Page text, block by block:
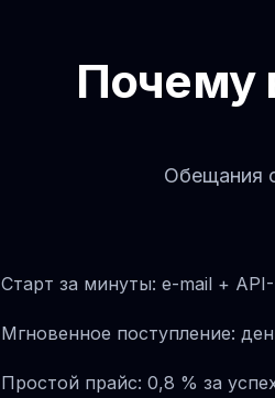
Почему
Обещания
Старт за минуты: e-mail +
Мгновенное поступление:
Простой прайс: 0,8 % за